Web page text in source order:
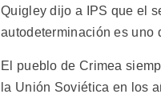
Quigley dijo a IPS que el
autodeterminación es uno
El pueblo de Crimea
la Unión Soviética en los